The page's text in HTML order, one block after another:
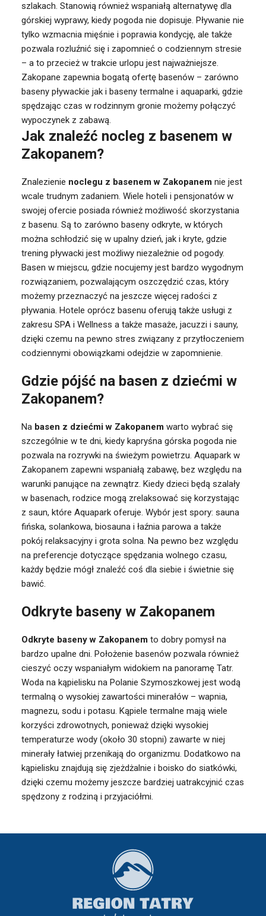
szlakach. Stanowią również wspaniałą alternatywę dla
górskiej wyprawy, kiedy pogoda nie dopisuje. Pływanie nie
tylko wzmacnia mięśnie i poprawia kondycję, ale także
pozwala rozluźnić się i zapomnieć o codziennym stresie
– a to przecież w trakcie urlopu jest najważniejsze.
Zakopane zapewnia bogatą ofertę basenów – zarówno
baseny pływackie jak i baseny termalne i aquaparki, gdzie
spędzając czas w rodzinnym gronie możemy połączyć
wypoczynek z zabawą.
Jak znaleźć nocleg z basenem w
Zakopanem?
Znalezienie noclegu z basenem w Zakopanem nie jest
wcale trudnym zadaniem. Wiele hoteli i pensjonatów w
swojej ofercie posiada również możliwość skorzystania
z basenu. Są to zarówno baseny odkryte, w których
można schłodzić się w upalny dzień, jak i kryte, gdzie
trening pływacki jest możliwy niezależnie od pogody.
Basen w miejscu, gdzie nocujemy jest bardzo wygodnym
rozwiązaniem, pozwalającym oszczędzić czas, który
możemy przeznaczyć na jeszcze więcej radości z
pływania. Hotele oprócz basenu oferują także usługi z
zakresu SPA i Wellness a także masaże, jacuzzi i sauny,
dzięki czemu na pewno stres związany z przytłoczeniem
codziennymi obowiązkami odejdzie w zapomnienie.
Gdzie pójść na basen z dziećmi w
Zakopanem?
Na basen z dziećmi w Zakopanem warto wybrać się
szczególnie w te dni, kiedy kapryśna górska pogoda nie
pozwala na rozrywki na świeżym powietrzu. Aquapark w
Zakopanem zapewni wspaniałą zabawę, bez względu na
warunki panujące na zewnątrz. Kiedy dzieci będą szalały
w basenach, rodzice mogą zrelaksować się korzystając
z saun, które Aquapark oferuje. Wybór jest spory: sauna
fińska, solankowa, biosauna i łaźnia parowa a także
pokój relaksacyjny i grota solna. Na pewno bez względu
na preferencje dotyczące spędzania wolnego czasu,
każdy będzie mógł znaleźć coś dla siebie i świetnie się
bawić.
Odkryte baseny w Zakopanem
Odkryte baseny w Zakopanem to dobry pomysł na
bardzo upalne dni. Położenie basenów pozwala również
cieszyć oczy wspaniałym widokiem na panoramę Tatr.
Woda na kąpielisku na Polanie Szymoszkowej jest wodą
termalną o wysokiej zawartości minerałów – wapnia,
magnezu, sodu i potasu. Kąpiele termalne mają wiele
korzyści zdrowotnych, ponieważ dzięki wysokiej
temperaturze wody (około 30 stopni) zawarte w niej
minerały łatwiej przenikają do organizmu. Dodatkowo na
kąpielisku znajdują się zjeżdżalnie i boisko do siatkówki,
dzięki czemu możemy jeszcze bardziej uatrakcyjnić czas
spędzony z rodziną i przyjaciółmi.